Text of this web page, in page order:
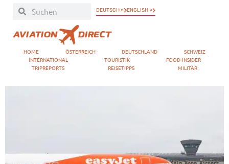
DEUTSCH » ENGLISH »
HOME ÖSTERREICH DEUTSCHLAND
SCHWEIZ
INTERNATIONAL
TOURISTIK
FOOD-INSIDER
TRIPREPORTS
REISETIPPS MILITÄR